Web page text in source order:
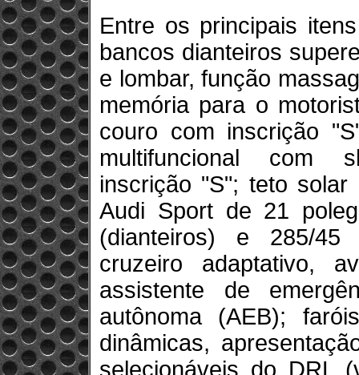
Entre os principais
bancos dianteiros
e lombar, função
memória para o
couro com inscrição
multifuncional com
inscrição "S"; teto
Audi Sport de 21
(dianteiros) e 285/
cruzeiro adaptativo,
assistente de
autônoma (AEB);
dinâmicas,
selecionáveis do DRL